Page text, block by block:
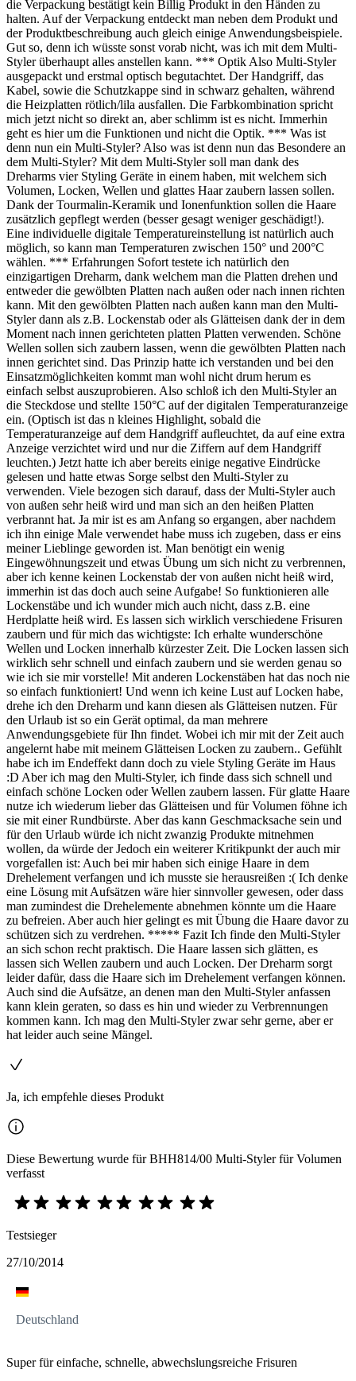
die Verpackung bestätigt kein Billig Produkt in den Händen zu
halten. Auf der Verpackung entdeckt man neben dem Produkt und
der Produktbeschreibung auch gleich einige Anwendungsbeispiele.
Gut so, denn ich wüsste sonst vorab nicht, was ich mit dem Multi-
Styler überhaupt alles anstellen kann. *** Optik Also Multi-Styler
ausgepackt und erstmal optisch begutachtet. Der Handgriff, das
Kabel, sowie die Schutzkappe sind in schwarz gehalten, während
die Heizplatten rötlich/lila ausfallen. Die Farbkombination spricht
mich jetzt nicht so direkt an, aber schlimm ist es nicht. Immerhin
geht es hier um die Funktionen und nicht die Optik. *** Was ist
denn nun ein Multi-Styler? Also was ist denn nun das Besondere an
dem Multi-Styler? Mit dem Multi-Styler soll man dank des
Dreharms vier Styling Geräte in einem haben, mit welchem sich
Volumen, Locken, Wellen und glattes Haar zaubern lassen sollen.
Dank der Tourmalin-Keramik und Ionenfunktion sollen die Haare
zusätzlich gepflegt werden (besser gesagt weniger geschädigt!).
Eine individuelle digitale Temperatureinstellung ist natürlich auch
möglich, so kann man Temperaturen zwischen 150° und 200°C
wählen. *** Erfahrungen Sofort testete ich natürlich den
einzigartigen Dreharm, dank welchem man die Platten drehen und
entweder die gewölbten Platten nach außen oder nach innen richten
kann. Mit den gewölbten Platten nach außen kann man den Multi-
Styler dann als z.B. Lockenstab oder als Glätteisen dank der in dem
Moment nach innen gerichteten platten Platten verwenden. Schöne
Wellen sollen sich zaubern lassen, wenn die gewölbten Platten nach
innen gerichtet sind. Das Prinzip hatte ich verstanden und bei den
Einsatzmöglichkeiten kommt man wohl nicht drum herum es
einfach selbst auszuprobieren. Also schloß ich den Multi-Styler an
die Steckdose und stellte 150°C auf der digitalen Temperaturanzeige
ein. (Optisch ist das n kleines Highlight, sobald die
Temperaturanzeige auf dem Handgriff aufleuchtet, da auf eine extra
Anzeige verzichtet wird und nur die Ziffern auf dem Handgriff
leuchten.) Jetzt hatte ich aber bereits einige negative Eindrücke
gelesen und hatte etwas Sorge selbst den Multi-Styler zu
verwenden. Viele bezogen sich darauf, dass der Multi-Styler auch
von außen sehr heiß wird und man sich an den heißen Platten
verbrannt hat. Ja mir ist es am Anfang so ergangen, aber nachdem
ich ihn einige Male verwendet habe muss ich zugeben, dass er eins
meiner Lieblinge geworden ist. Man benötigt ein wenig
Eingewöhnungszeit und etwas Übung um sich nicht zu verbrennen,
aber ich kenne keinen Lockenstab der von außen nicht heiß wird,
immerhin ist das doch auch seine Aufgabe! So funktionieren alle
Lockenstäbe und ich wunder mich auch nicht, dass z.B. eine
Herdplatte heiß wird. Es lassen sich wirklich verschiedene Frisuren
zaubern und für mich das wichtigste: Ich erhalte wunderschöne
Wellen und Locken innerhalb kürzester Zeit. Die Locken lassen sich
wirklich sehr schnell und einfach zaubern und sie werden genau so
wie ich sie mir vorstelle! Mit anderen Lockenstäben hat das noch nie
so einfach funktioniert! Und wenn ich keine Lust auf Locken habe,
drehe ich den Dreharm und kann diesen als Glätteisen nutzen. Für
den Urlaub ist so ein Gerät optimal, da man mehrere
Anwendungsgebiete für Ihn findet. Wobei ich mir mit der Zeit auch
angelernt habe mit meinem Glätteisen Locken zu zaubern.. Gefühlt
habe ich im Endeffekt dann doch zu viele Styling Geräte im Haus
:D Aber ich mag den Multi-Styler, ich finde dass sich schnell und
einfach schöne Locken oder Wellen zaubern lassen. Für glatte Haare
nutze ich wiederum lieber das Glätteisen und für Volumen föhne ich
sie mit einer Rundbürste. Aber das kann Geschmacksache sein und
für den Urlaub würde ich nicht zwanzig Produkte mitnehmen
wollen, da würde der Jedoch ein weiterer Kritikpunkt der auch mir
vorgefallen ist: Auch bei mir haben sich einige Haare in dem
Drehelement verfangen und ich musste sie herausreißen :( Ich denke
eine Lösung mit Aufsätzen wäre hier sinnvoller gewesen, oder dass
man zumindest die Drehelemente abnehmen könnte um die Haare
zu befreien. Aber auch hier gelingt es mit Übung die Haare davor zu
schützen sich zu verdrehen. ***** Fazit Ich finde den Multi-Styler
an sich schon recht praktisch. Die Haare lassen sich glätten, es
lassen sich Wellen zaubern und auch Locken. Der Dreharm sorgt
leider dafür, dass die Haare sich im Drehelement verfangen können.
Auch sind die Aufsätze, an denen man den Multi-Styler anfassen
kann klein geraten, so dass es hin und wieder zu Verbrennungen
kommen kann. Ich mag den Multi-Styler zwar sehr gerne, aber er
hat leider auch seine Mängel.
Ja, ich empfehle dieses Produkt
Diese Bewertung wurde für BHH814/00 Multi-Styler für Volumen
verfasst
Testsieger
27/10/2014
Deutschland
Super für einfache, schnelle, abwechslungsreiche Frisuren